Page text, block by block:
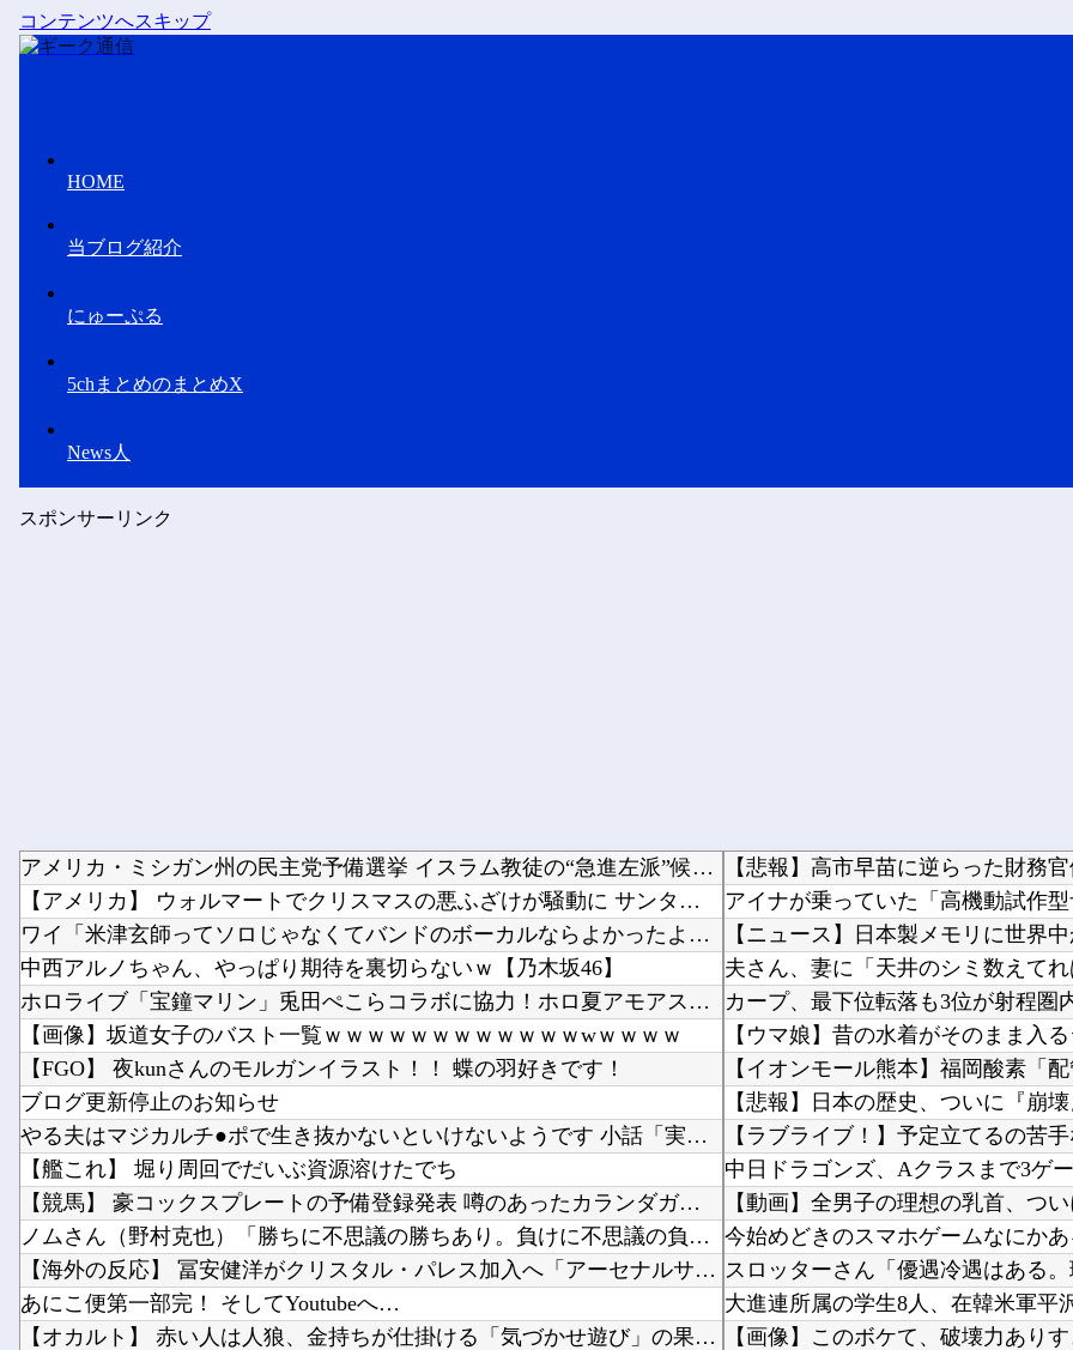
コンテンツへスキップ
HOME
当ブログ紹介
にゅーぷる
5chまとめのまとめX
News人
スポンサーリンク
アメリカ・ミシガン州の民主党予備選挙 イスラム教徒の“急進左派”候補が勝利確実に⋯トランプ...
【アメリカ】 ウォルマートでクリスマスの悪ふざけが騒動に サンタ姿のTikTokerに客が...
ワイ「米津玄師ってソロじゃなくてバンドのボーカルならよかったよね」
中西アルノちゃん、やっぱり期待を裏切らないｗ【乃木坂46】
ホロライブ「宝鐘マリン」兎田ぺこらコラボに協力！ホロ夏アモアスにレイドして野うさぎ喜ぶ！1...
【画像】坂道女子のバスト一覧ｗｗｗｗｗｗｗｗｗｗｗｗwｗｗｗｗ
【FGO】 夜kunさんのモルガンイラスト！！ 蝶の羽好きです！
ブログ更新停止のお知らせ
やる夫はマジカルチ●ポで生き抜かないといけないようです 小話「実際の感度」
【艦これ】 堀り周回でだいぶ資源溶けたでち
【競馬】 豪コックスプレートの予備登録発表 噂のあったカランダガンは登録無しでジャパンCで...
ノムさん（野村克也）「勝ちに不思議の勝ちあり。負けに不思議の負けなし。」←これ矛盾してね？
【海外の反応】 冨安健洋がクリスタル・パレス加入へ「アーセナルサポの好きなクラブで良かった...
あにこ便第一部完！ そしてYoutubeへ…
【オカルト】 赤い人は人狼、金持ちが仕掛ける「気づかせ遊び」の果てに待つものは…
【悲報】高市早苗に逆らった財務
【悲報】日本の歴史、ついに『崩
中日ドラゴンズ、Aクラスまで3ゲ
【動画】全男子の理想の乳首、つ
今始めどきのスマホゲームなにか